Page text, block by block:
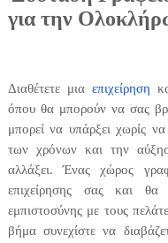
για την
Διαθέτετε μια επιχείρηση
όπου θα μπορούν να σας
μπορεί να υπάρξει χωρίς
των χρόνων και την
αλλάξει. Ένας χώρος
επιχείρησης σας και θα
εμπιστοσύνης με τους
βήμα συνεχίστε να